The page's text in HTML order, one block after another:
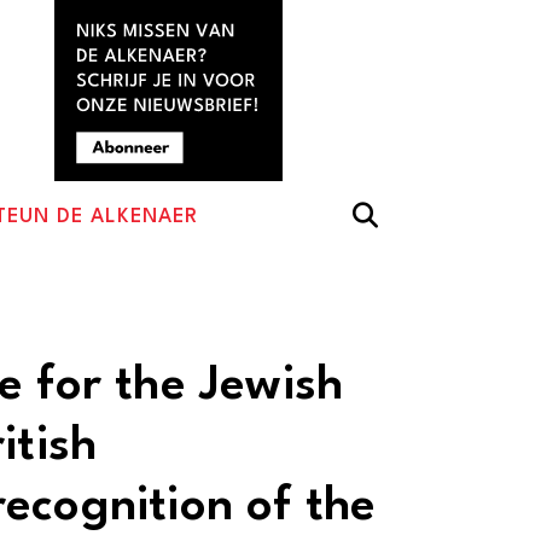
DE ALKENAER
for the Jewish
of the